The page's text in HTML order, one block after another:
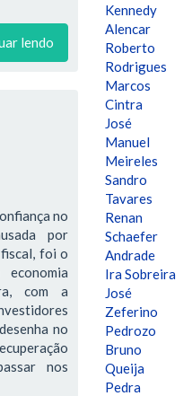
lendo
no
por
foi o
com a
no
nos
Kennedy
Alencar
Roberto
Rodrigues
Marcos
Cintra
José
Manuel
Meireles
Sandro
Tavares
Renan
Schaefer
Andrade
Ira Sobreira
José
Zeferino
Pedrozo
Bruno
Queija
Pedra